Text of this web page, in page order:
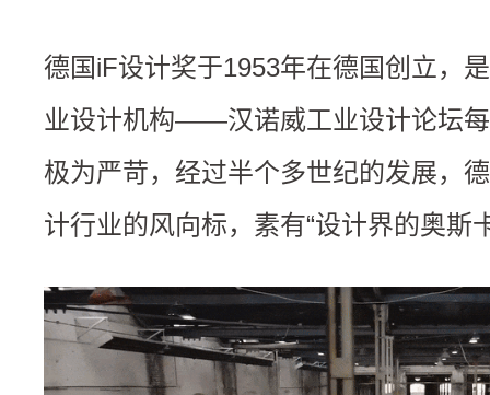
德国iF设计奖于1953年在德国创立，
业设计机构——汉诺威工业设计论坛
极为严苛，经过半个多世纪的发展，
计行业的风向标，素有“设计界的奥斯